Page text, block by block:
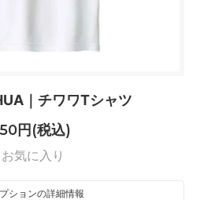
｜チワワTシャツ
円(税込)
お気に入り
ションの詳細情報